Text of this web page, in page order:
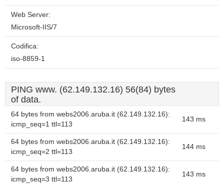
Web Server:
Microsoft-IIS/7
Codifica:
iso-8859-1
PING www. (62.149.132.16) 56(84) bytes
of data.
64 bytes from webs2006.aruba.it (62.149.132.16):
icmp_seq=1 ttl=113
143 ms
64 bytes from webs2006.aruba.it (62.149.132.16):
icmp_seq=2 ttl=113
144 ms
64 bytes from webs2006.aruba.it (62.149.132.16):
icmp_seq=3 ttl=113
143 ms